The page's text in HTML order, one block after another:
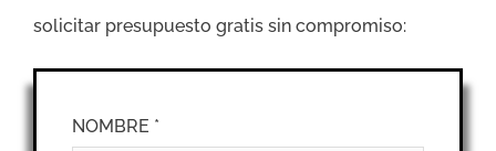
solicitar presupuesto gratis sin compromiso:
NOMBRE *